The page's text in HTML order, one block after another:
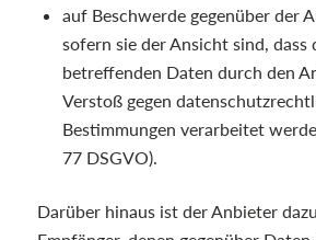
auf Beschwerde gegenüber der
sofern sie der Ansicht sind, dass
betreffenden Daten durch den
Verstoß gegen
Bestimmungen verarbeitet
77 DSGVO).
Darüber hinaus ist der Anbieter